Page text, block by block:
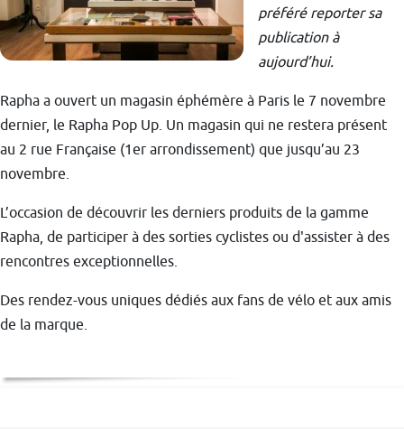
préféré reporter sa
publication à
aujourd’hui.
Rapha a ouvert un magasin éphémère à Paris le 7 novembre
dernier, le Rapha Pop Up. Un magasin qui ne restera présent
au 2 rue Française (1er arrondissement) que jusqu’au 23
novembre.
L’occasion de découvrir les derniers produits de la gamme
Rapha, de participer à des sorties cyclistes ou d'assister à des
rencontres exceptionnelles.
Des rendez-vous uniques dédiés aux fans de vélo et aux amis
de la marque.